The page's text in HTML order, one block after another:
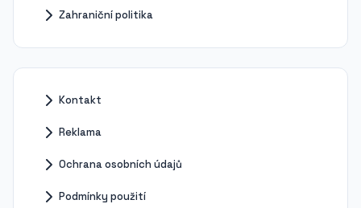
Zahraniční politika
Kontakt
Reklama
Ochrana osobních údajů
Podmínky použití